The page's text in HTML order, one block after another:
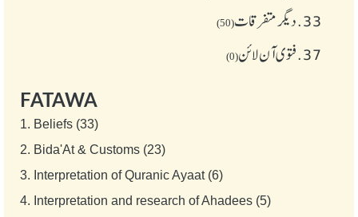
33. دیگر متفرقات(50)
37. فتوی آن لائن(0)
FATAWA
1. Beliefs (33)
2. Bida'At & Customs (23)
3. Interpretation of Quranic Ayaat (6)
4. Interpretation and research of Ahadees (5)